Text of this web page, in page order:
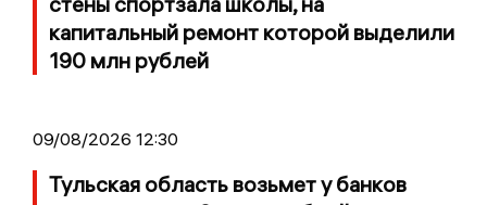
капитальный ремонт которой выделили
190 млн рублей
09/08/2026 12:30
Тульская область возьмет у банков